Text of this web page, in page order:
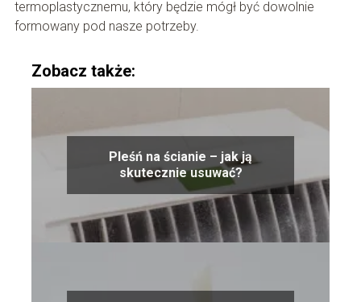
termoplastycznemu, który będzie mógł być dowolnie
formowany pod nasze potrzeby.
Zobacz także:
Pleśń na ścianie – jak ją
skutecznie usuwać?